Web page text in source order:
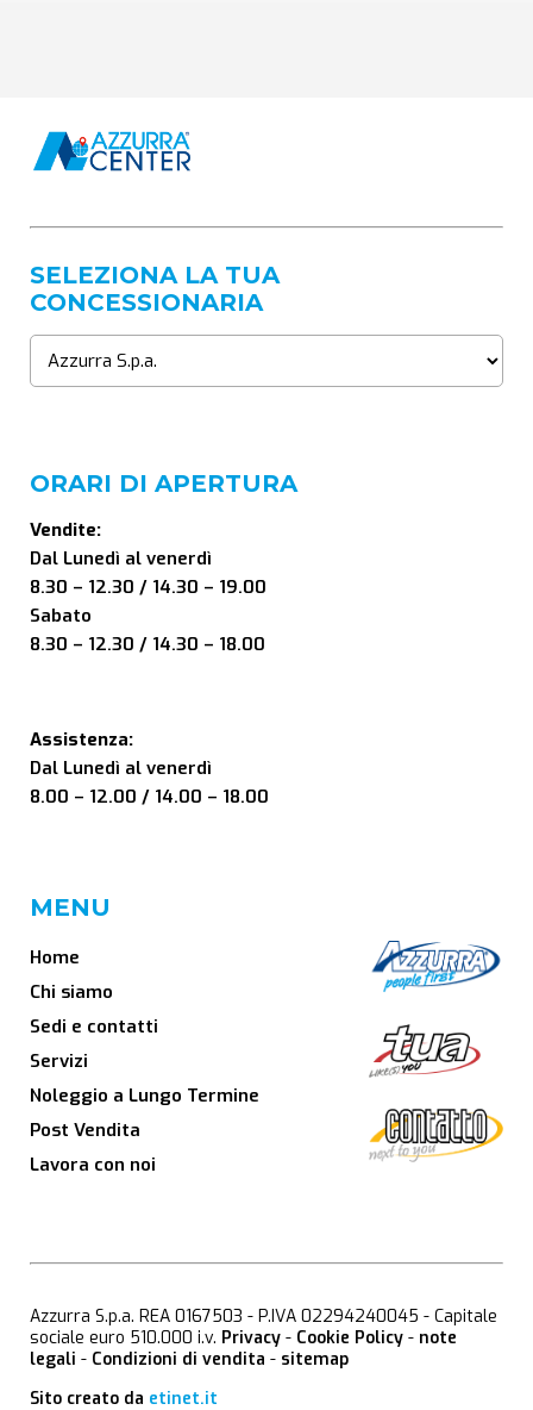
SELEZIONA LA TUA
CONCESSIONARIA
ORARI DI APERTURA
Vendite:
Dal Lunedì al venerdì
8.30 – 12.30 / 14.30 – 19.00
Sabato
8.30 – 12.30 / 14.30 – 18.00
Assistenza:
Dal Lunedì al venerdì
8.00 – 12.00 / 14.00 – 18.00
MENU
Home
Chi siamo
Sedi e contatti
Servizi
Noleggio a Lungo Termine
Post Vendita
Lavora con noi
Azzurra S.p.a. REA 0167503 - P.IVA 02294240045 - Capitale
sociale euro 510.000 i.v. Privacy - Cookie Policy - note
legali - Condizioni di vendita - sitemap
Sito creato da etinet.it